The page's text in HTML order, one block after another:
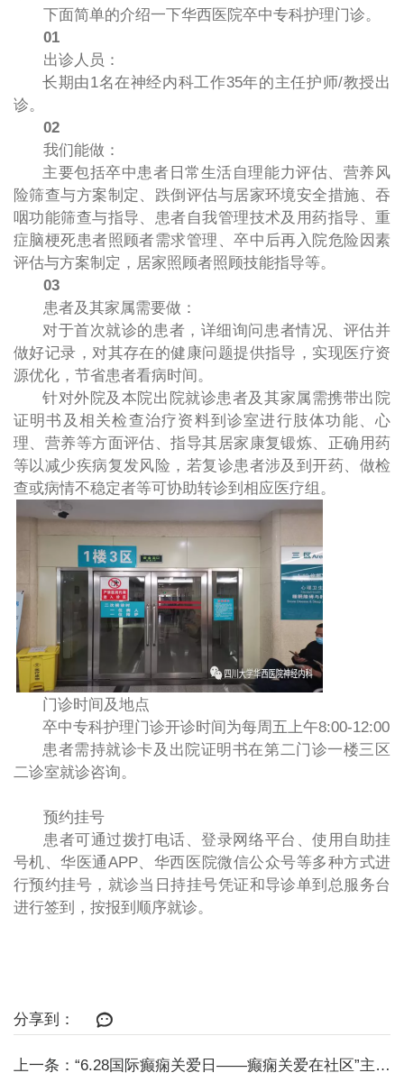
下面简单的介绍一下华西医院卒中专科护理门诊。
01
出诊人员：
长期由1名在神经内科工作35年的主任护师/教授出
诊。
02
我们能做：
主要包括卒中患者日常生活自理能力评估、营养风
险筛查与方案制定、跌倒评估与居家环境安全措施、吞
咽功能筛查与指导、患者自我管理技术及用药指导、重
症脑梗死患者照顾者需求管理、卒中后再入院危险因素
评估与方案制定，居家照顾者照顾技能指导等。
03
患者及其家属需要做：
对于首次就诊的患者，详细询问患者情况、评估并
做好记录，对其存在的健康问题提供指导，实现医疗资
源优化，节省患者看病时间。
针对外院及本院出院就诊患者及其家属需携带出院
证明书及相关检查治疗资料到诊室进行肢体功能、心
理、营养等方面评估、指导其居家康复锻炼、正确用药
等以减少疾病复发风险，若复诊患者涉及到开药、做检
查或病情不稳定者等可协助转诊到相应医疗组。
门诊时间及地点
卒中专科护理门诊开诊时间为每周五上午8:00-12:00
患者需持就诊卡及出院证明书在第二门诊一楼三区
二诊室就诊咨询。
预约挂号
患者可通过拨打电话、登录网络平台、使用自助挂
号机、华医通APP、华西医院微信公众号等多种方式进
行预约挂号，就诊当日持挂号凭证和导诊单到总服务台
进行签到，按报到顺序就诊。
分享到：
上一条：“6.28国际癫痫关爱日——癫痫关爱在社区”主题活动圆满结束